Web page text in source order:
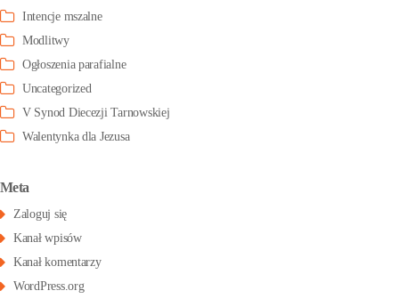
Intencje mszalne
Modlitwy
Ogłoszenia parafialne
Uncategorized
V Synod Diecezji Tarnowskiej
Walentynka dla Jezusa
Meta
Zaloguj się
Kanał wpisów
Kanał komentarzy
WordPress.org